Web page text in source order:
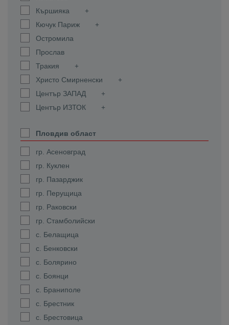
Кършияка
Кючук Париж
Остромила
Прослав
Тракия
Христо Смирненски
Център ЗАПАД
Център ИЗТОК
Пловдив област
гр. Асеновград
гр. Куклен
гр. Пазарджик
гр. Перущица
гр. Раковски
гр. Стамболийски
с. Белащица
с. Бенковски
с. Болярино
с. Боянци
с. Браниполе
с. Брестник
с. Брестовица